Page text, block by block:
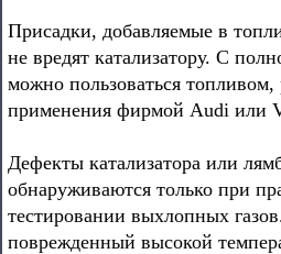
Присадки, добавляемые в
не вредят катализатору. С
можно пользоваться
применения фирмой Audi или
Дефекты катализатора или
обнаруживаются только при
тестировании выхлопных
поврежденный высокой